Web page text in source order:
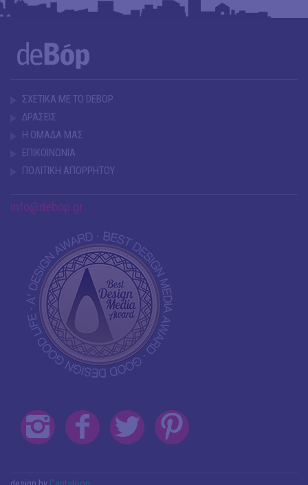
ΣΧΕΤΙΚΑ ΜΕ ΤΟ DEBOP
ΔΡΑΣΕΙΣ
Η ΟΜΑΔΑ ΜΑΣ
ΕΠΙΚΟΙΝΩΝΙΑ
ΠΟΛΙΤΙΚΗ ΑΠΟΡΡΗΤΟΥ
info@debop.gr